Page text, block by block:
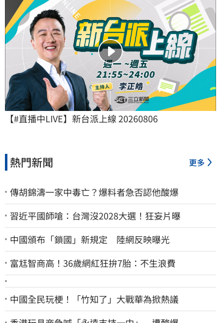
【#直播中LIVE】新台派上線 20260806
熱門新聞 更多
傳胡錦濤一家中毒亡？爆料者急否認他酸爆
習近平國師嗆：台灣沒2028大選！狂妄片曝
中國頒布「鎖國」新規定 陸網反映曝光
富尪智商高！36歲網紅狂拚7胎：不生浪費
中國全民玩梗！「竹知了」大戰華為掀熱議